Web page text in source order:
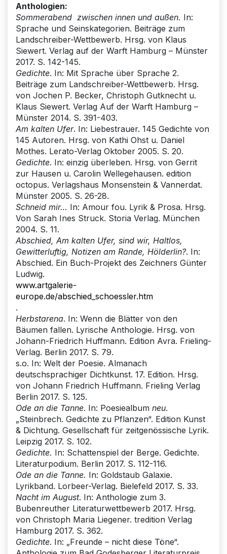
Anthologien:
Sommerabend zwischen innen und außen. In:
Sprache und Seinskategorien. Beiträge zum
Landschreiber-Wettbewerb. Hrsg. von Klaus
Siewert. Verlag auf der Warft Hamburg – Münster
2017. S. 142-145.
Gedichte. In: Mit Sprache über Sprache 2.
Beiträge zum Landschreiber-Wettbewerb. Hrsg.
von Jochen P. Becker, Christoph Gutknecht u.
Klaus Siewert. Verlag Auf der Warft Hamburg –
Münster 2014. S. 391-403.
Am kalten Ufer. In: Liebestrauer. 145 Gedichte von
145 Autoren. Hrsg. von Kathi Ohst u. Daniel
Mothes. Lerato-Verlag Oktober 2005. S. 20.
Gedichte. In: einzig überleben. Hrsg. von Gerrit
zur Hausen u. Carolin Wellegehausen. edition
octopus. Verlagshaus Monsenstein & Vannerdat.
Münster 2005. S. 26-28.
Schneid mir… In: Amour fou. Lyrik & Prosa. Hrsg.
Von Sarah Ines Struck. Storia Verlag. München
2004. S. 11.
Abschied, Am kalten Ufer, sind wir, Haltlos,
Gewitterluftig, Notizen am Rande, Hölderlin?. In:
Abschied. Ein Buch-Projekt des Zeichners Günter
Ludwig.
www.artgalerie-
europe.de/abschied_schoessler.htm
.
Herbstarena. In: Wenn die Blätter von den
Bäumen fallen. Lyrische Anthologie. Hrsg. von
Johann-Friedrich Huffmann. Edition Avra. Frieling-
Verlag. Berlin 2017. S. 79.
s.o. In: Welt der Poesie. Almanach
deutschsprachiger Dichtkunst. 17. Edition. Hrsg.
von Johann Friedrich Huffmann. Frieling Verlag
Berlin 2017. S. 125.
Ode an die Tanne. In: Poesiealbum neu.
„Steinbrech. Gedichte zu Pflanzen“. Edition Kunst
& Dichtung. Gesellschaft für zeitgenössische Lyrik.
Leipzig 2017. S. 102.
Gedichte. In: Schattenspiel der Berge. Gedichte.
Literaturpodium. Berlin 2017. S. 112-116.
Ode an die Tanne. In: Goldstaub Galaxie.
Lyrikband. Lorbeer-Verlag. Bielefeld 2017. S. 33.
Nacht im August. In: Anthologie zum 3.
Bubenreuther Literaturwettbewerb 2017. Hrsg.
von Christoph Maria Liegener. tredition Verlag
Hamburg 2017. S. 362.
Gedichte. In: „Freunde – nicht diese Töne“.